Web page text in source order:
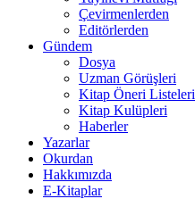
Çevirmenlerden
Editörlerden
Gündem
Dosya
Uzman Görüşleri
Kitap Öneri Listeleri
Kitap Kulüpleri
Haberler
Yazarlar
Okurdan
Hakkımızda
E-Kitaplar